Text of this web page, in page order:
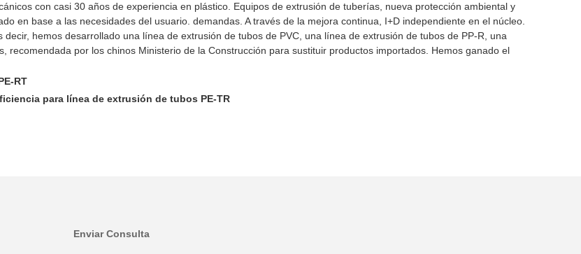
con casi 30 años de experiencia en plástico. Equipos de extrusión de tuberías, nueva protección ambiental y
en base a las necesidades del usuario. demandas. A través de la mejora continua, I+D independiente en el núcleo.
hemos desarrollado una línea de extrusión de tubos de PVC, una línea de extrusión de tubos de PP-R, una
por los chinos Ministerio de la Construcción para sustituir productos importados. Hemos ganado el
RT
para línea de extrusión de tubos PE-TR
Enviar Consulta